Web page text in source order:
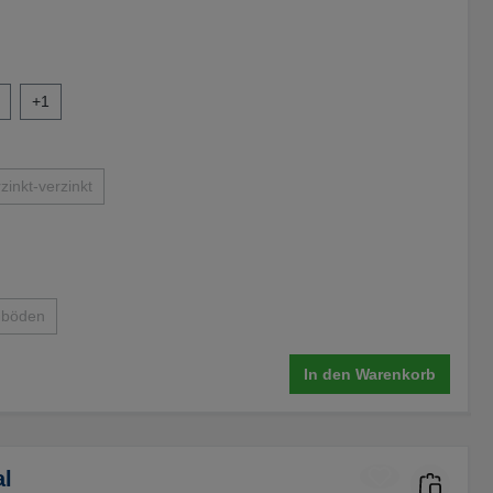
zurzeit nicht verfügbar.)
+1
verzinkt
Option ist zurzeit nicht verfügbar.)
nicht verfügbar.)
(Diese Option ist zurzeit nicht verfügbar.)
In den Warenkorb